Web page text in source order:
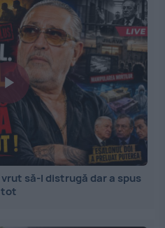
să-l distrugă dar a spus
tot